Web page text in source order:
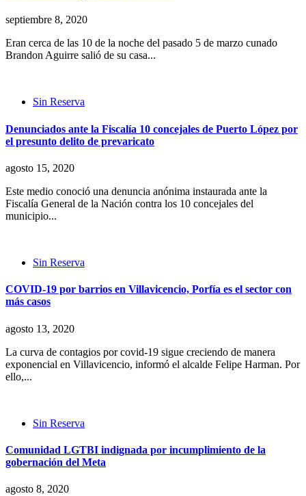
septiembre 8, 2020
Eran cerca de las 10 de la noche del pasado 5 de marzo cunado
Brandon Aguirre salió de su casa...
Sin Reserva
Denunciados ante la Fiscalía 10 concejales de Puerto López por
el presunto delito de prevaricato
agosto 15, 2020
Este medio conoció una denuncia anónima instaurada ante la
Fiscalía General de la Nación contra los 10 concejales del
municipio...
Sin Reserva
COVID-19 por barrios en Villavicencio, Porfía es el sector con
más casos
agosto 13, 2020
La curva de contagios por covid-19 sigue creciendo de manera
exponencial en Villavicencio, informó el alcalde Felipe Harman. Por
ello,...
Sin Reserva
Comunidad LGTBI indignada por incumplimiento de la
gobernación del Meta
agosto 8, 2020